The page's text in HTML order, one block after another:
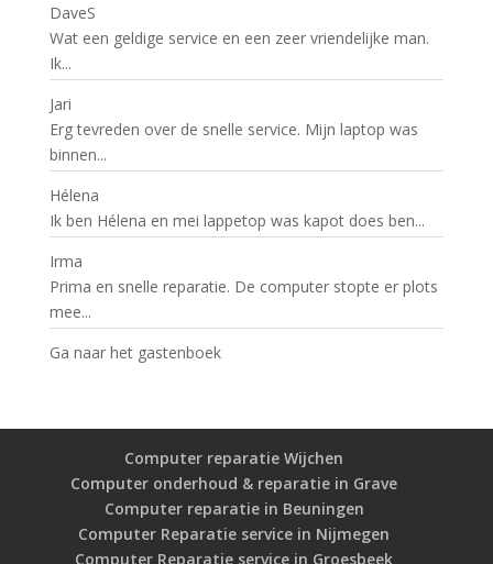
DaveS
Wat een geldige service en een zeer vriendelijke man.
Ik...
Jari
Erg tevreden over de snelle service. Mijn laptop was
binnen...
Hélena
Ik ben Hélena en mei lappetop was kapot does ben...
Irma
Prima en snelle reparatie. De computer stopte er plots
mee...
Ga naar het gastenboek
Computer reparatie Wijchen
Computer onderhoud & reparatie in Grave
Computer reparatie in Beuningen
Computer Reparatie service in Nijmegen
Computer Reparatie service in Groesbeek